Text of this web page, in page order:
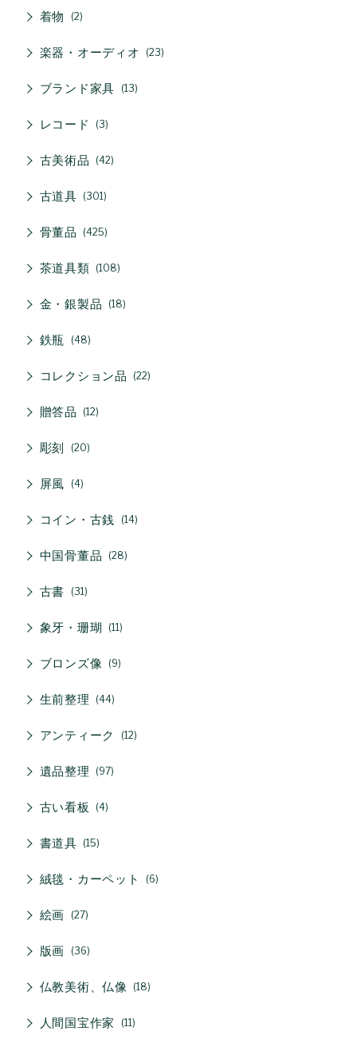
着物 2
楽器・オーディオ 23
ブランド家具 13
レコード 3
古美術品 42
古道具 301
骨董品 425
茶道具類 108
金・銀製品 18
鉄瓶 48
コレクション品 22
贈答品 12
彫刻 20
屏風 4
コイン・古銭 14
中国骨董品 28
古書 31
象牙・珊瑚 11
ブロンズ像 9
生前整理 44
アンティーク 12
遺品整理 97
古い看板 4
書道具 15
絨毯・カーペット 6
絵画 27
版画 36
仏教美術、仏像 18
人間国宝作家 11